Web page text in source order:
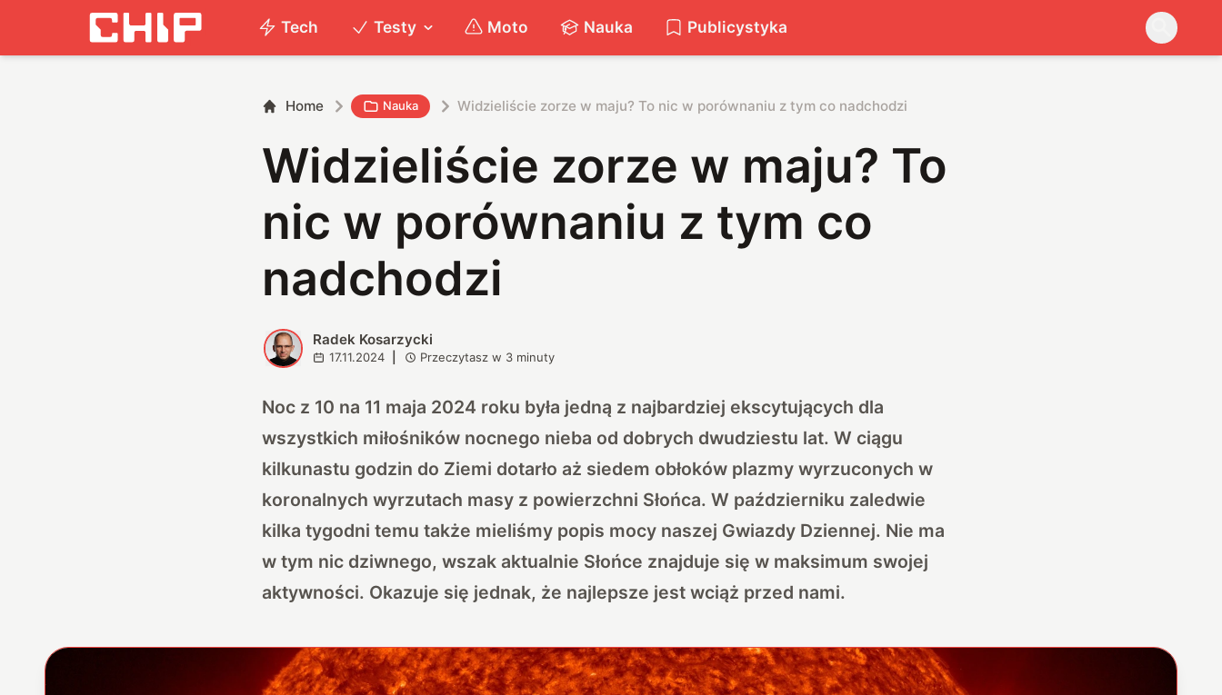
Tech Testy Moto Nauka Publicystyka
Home Nauka Widzieliście zorze w maju? To nic w porównaniu z tym co nadchodzi
Widzieliście zorze w maju? To
nic w porównaniu z tym co
nadchodzi
R Radek Kosarzycki
17.11.2024 Przeczytasz w 3 minuty
Noc z 10 na 11 maja 2024 roku była jedną z najbardziej ekscytujących dla
wszystkich miłośników nocnego nieba od dobrych dwudziestu lat. W ciągu
kilkunastu godzin do Ziemi dotarło aż siedem obłoków plazmy wyrzuconych w
koronalnych wyrzutach masy z powierzchni Słońca. W październiku zaledwie
kilka tygodni temu także mieliśmy popis mocy naszej Gwiazdy Dziennej. Nie ma
w tym nic dziwnego, wszak aktualnie Słońce znajduje się w maksimum swojej
aktywności. Okazuje się jednak, że najlepsze jest wciąż przed nami.